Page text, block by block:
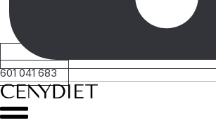
601 041 683
Menú